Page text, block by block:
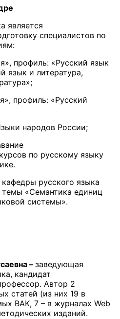
является
специалистов по
профиль: «Русский язык
язык и литература,
профиль: «Русский
народов России;
по русскому языку
русского языка
темы «Семантика единиц
системы».
– заведующая
кандидат
Автор 2
статей (из них 19 в
ВАК, 7 – в журналах Web
изданий.